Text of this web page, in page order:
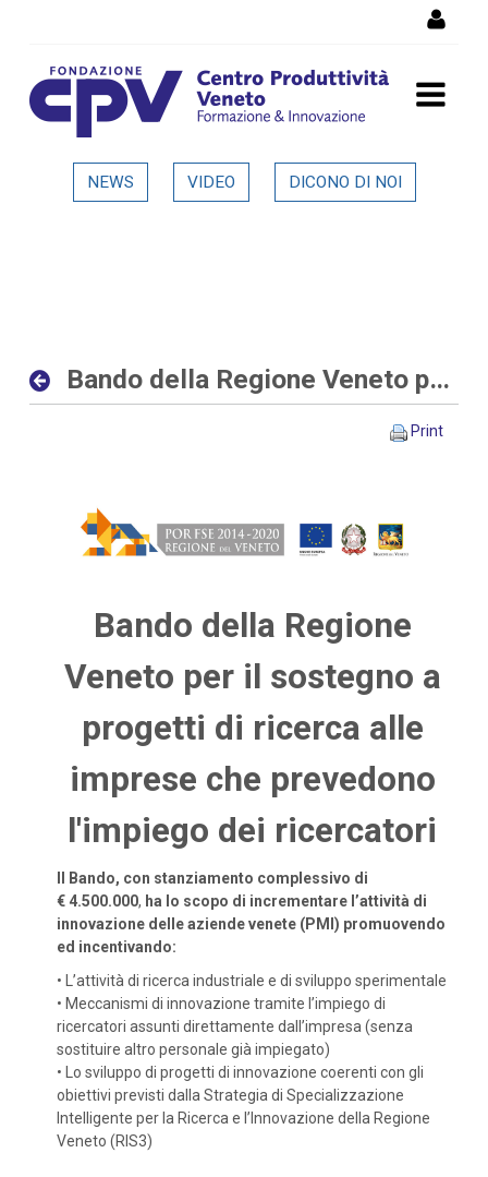
Bando della Regione Veneto
NEWS VIDEO DICONO DI NOI
Bando della Regione Veneto per progetti di ricerca alle imprese
Print
Bando della Regione
Veneto per il sostegno a
progetti di ricerca alle
imprese che prevedono
l'impiego dei ricercatori
Il Bando, con stanziamento complessivo di
€ 4.500.000, ha lo scopo di incrementare l’attività di
innovazione delle aziende venete (PMI) promuovendo
ed incentivando:
• L’attività di ricerca industriale e di sviluppo sperimentale
• Meccanismi di innovazione tramite l’impiego di
ricercatori assunti direttamente dall’impresa (senza
sostituire altro personale già impiegato)
• Lo sviluppo di progetti di innovazione coerenti con gli
obiettivi previsti dalla Strategia di Specializzazione
Intelligente per la Ricerca e l’Innovazione della Regione
Veneto (RIS3)